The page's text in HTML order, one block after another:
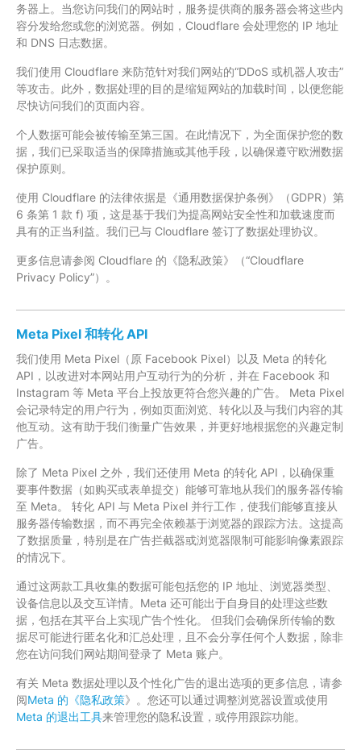
务器上。当您访问我们的网站时，服务提供商的服务器会将这些内
容分发给您或您的浏览器。例如，Cloudflare 会处理您的 IP 地址
和 DNS 日志数据。
我们使用 Cloudflare 来防范针对我们网站的“DDoS 或机器人攻击”
等攻击。此外，数据处理的目的是缩短网站的加载时间，以便您能
尽快访问我们的页面内容。
个人数据可能会被传输至第三国。在此情况下，为全面保护您的数
据，我们已采取适当的保障措施或其他手段，以确保遵守欧洲数据
保护原则。
使用 Cloudflare 的法律依据是《通用数据保护条例》（GDPR）第
6 条第 1 款 f) 项，这是基于我们为提高网站安全性和加载速度而
具有的正当利益。我们已与 Cloudflare 签订了数据处理协议。
更多信息请参阅 Cloudflare 的《隐私政策》（“Cloudflare
Privacy Policy”）。
Meta Pixel 和转化 API
我们使用 Meta Pixel（原 Facebook Pixel）以及 Meta 的转化
API，以改进对本网站用户互动行为的分析，并在 Facebook 和
Instagram 等 Meta 平台上投放更符合您兴趣的广告。 Meta Pixel
会记录特定的用户行为，例如页面浏览、转化以及与我们内容的其
他互动。这有助于我们衡量广告效果，并更好地根据您的兴趣定制
广告。
除了 Meta Pixel 之外，我们还使用 Meta 的转化 API，以确保重
要事件数据（如购买或表单提交）能够可靠地从我们的服务器传输
至 Meta。 转化 API 与 Meta Pixel 并行工作，使我们能够直接从
服务器传输数据，而不再完全依赖基于浏览器的跟踪方法。这提高
了数据质量，特别是在广告拦截器或浏览器限制可能影响像素跟踪
的情况下。
通过这两款工具收集的数据可能包括您的 IP 地址、浏览器类型、
设备信息以及交互详情。Meta 还可能出于自身目的处理这些数
据，包括在其平台上实现广告个性化。 但我们会确保所传输的数
据尽可能进行匿名化和汇总处理，且不会分享任何个人数据，除非
您在访问我们网站期间登录了 Meta 账户。
有关 Meta 数据处理以及个性化广告的退出选项的更多信息，请参
阅Meta 的《隐私政策》。您还可以通过调整浏览器设置或使用
Meta 的退出工具来管理您的隐私设置，或停用跟踪功能。